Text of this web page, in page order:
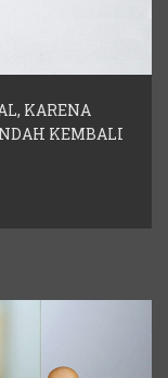
KARENA
KEMBALI